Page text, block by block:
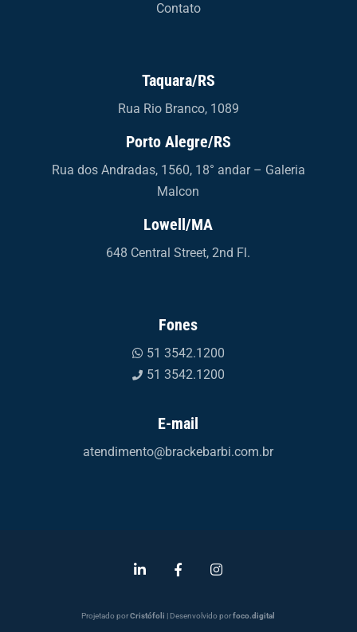
Contato
Taquara/RS
Rua Rio Branco, 1089
Porto Alegre/RS
Rua dos Andradas, 1560, 18° andar – Galeria
Malcon
Lowell/MA
648 Central Street, 2nd Fl.
Fones
51 3542.1200
51 3542.1200
E-mail
atendimento@brackebarbi.com.br
Projetado porCristófoli | Desenvolvido porfoco.digital